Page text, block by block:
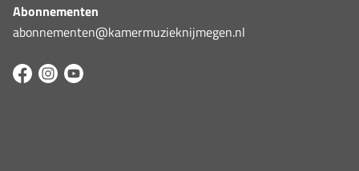
Abonnementen
abonnementen@kamermuzieknijmegen.nl